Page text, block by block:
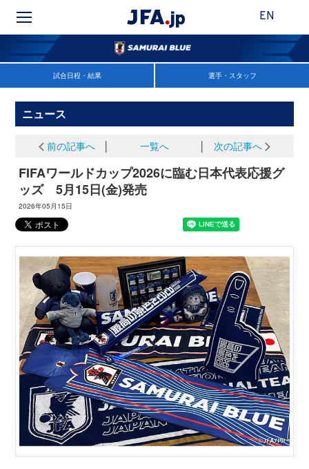
EN
試合日程・結果 選手・スタッフ
ニュース
前の記事へ 一覧へ 次の記事へ
FIFAワールドカップ2026に臨む日本代表応援グ
ッズ 5月15日(金)発売
2026年05月15日